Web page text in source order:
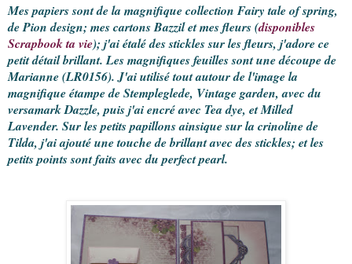
Mes papiers sont de la magnifique collection Fairy tale of spring,
de Pion design; mes cartons Bazzil et mes fleurs (disponibles
Scrapbook ta vie); j'ai étalé des stickles sur les fleurs, j'adore ce
petit détail brillant. Les magnifiques feuilles sont une découpe de
Marianne (LR0156). J'ai utilisé tout autour de l'image la
magnifique étampe de Stempleglede, Vintage garden, avec du
versamark Dazzle, puis j'ai encré avec Tea dye, et Milled
Lavender. Sur les petits papillons ainsique sur la crinoline de
Tilda, j'ai ajouté une touche de brillant avec des stickles; et les
petits points sont faits avec du perfect pearl.